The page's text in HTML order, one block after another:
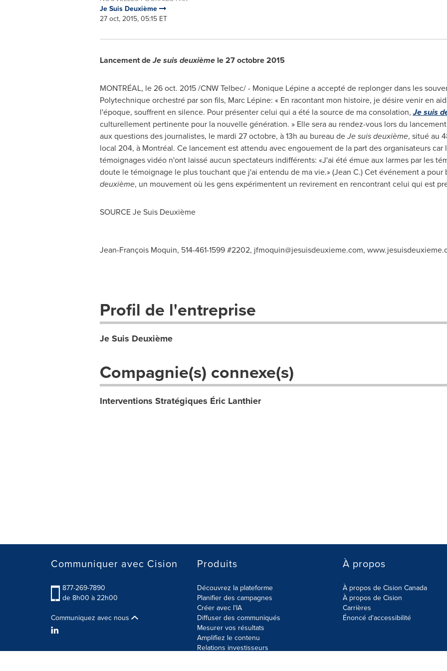
Je Suis Deuxième
27 oct, 2015, 05:15 ET
Lancement deJe suis deuxièmele 27 octobre 2015
MONTRÉAL, le26 oct. 2015/CNW Telbec/ - Monique Lépine a accepté de replonger dans les
Polytechnique orchestré par son fils, Marc Lépine: « En racontant mon histoire, je désire venir en
l'époque, souffrent en silence. Pour présenter celui qui a été la source de ma consolation,Je suis
culturellement pertinente pour la nouvelle génération. » Elle sera au rendez-vous lors du
aux questions des journalistes, le mardi 27 octobre, à 13h au bureau deJe suis deuxième, situé au
local 204, à Montréal. Ce lancement est attendu avec engouement de la part des organisateurs car
témoignages vidéo n'ont laissé aucun spectateurs indifférents: «J'ai été émue aux larmes par les
doute le témoignage le plus touchant que j'ai entendu de ma vie.» (Jean C.) Cetévénement a pour
deuxième, un mouvement où les gens expérimentent un revirement en rencontrant celui qui est
SOURCE Je Suis Deuxième
Jean-François Moquin, 514-461-1599 #2202, jfmoquin@jesuisdeuxieme.com,
Profil de l'entreprise
Je Suis Deuxième
Compagnie(s) connexe(s)
Interventions Stratégiques Éric Lanthier
Communiquer avec Cision
877-269-7890
de 8h00 à 22h00
Communiquez avec nous
Produits
Découvrez la plateforme
Planifier des campagnes
Créer avec l'IA
Diffuser des communiqués
Mesurer vos résultats
Amplifiez le contenu
Relations investisseurs
À propos
À propos de Cision Canada
À propos de Cision
Carrières
Énoncé d'accessibilité